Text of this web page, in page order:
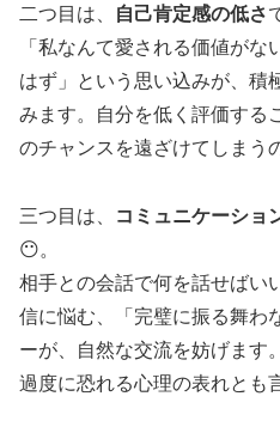
二つ目は、 自己肯定感の低さ
「私なんて愛される価値が
はず」という思い込みが、積
みます。自分を低く評価する
のチャンスを遠ざけてしまう
三つ目は、 コミュニケーショ
😶。
相手との会話で何を話せばい
信に悩む、「完璧に振る舞わ
ーが、自然な交流を妨げます
過度に恐れる心理の表れとも